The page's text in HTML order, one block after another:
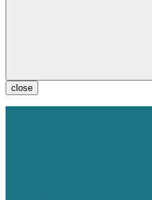
close